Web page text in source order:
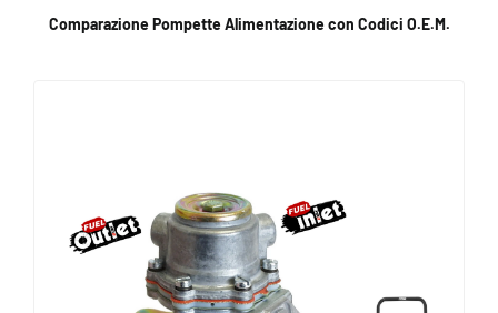
Comparazione Pompette Alimentazione con Codici O.E.M.